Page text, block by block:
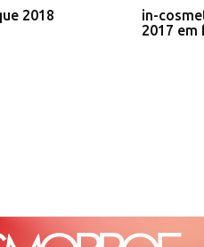
2018
in-
2017